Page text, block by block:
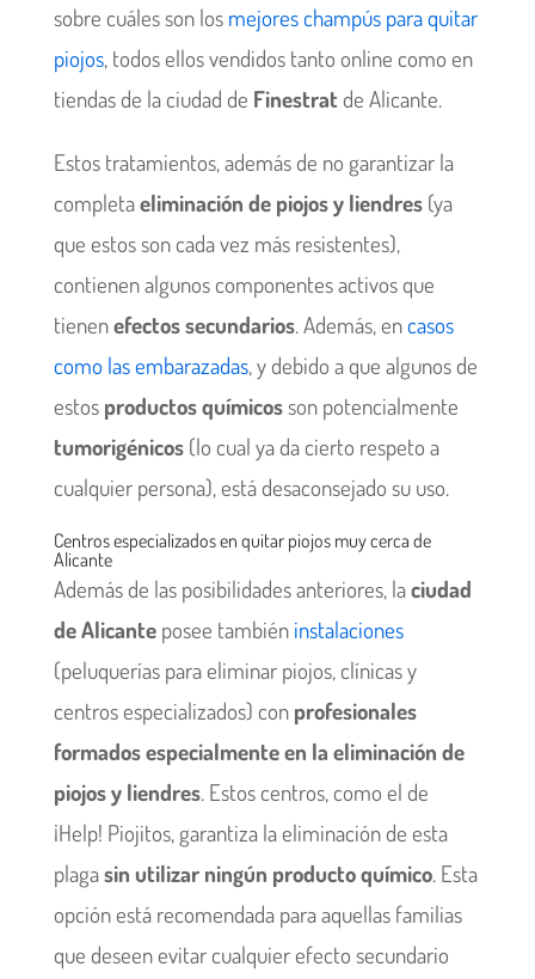
sobre cuáles son los mejores champús para quitar
piojos, todos ellos vendidos tanto online como en
tiendas de la ciudad de Finestrat de Alicante.
Estos tratamientos, además de no garantizar la
completaeliminación de piojos y liendres(ya
que estos son cada vez más resistentes),
contienen algunos componentes activos que
tienenefectos secundarios. Además, encasos
como las embarazadas, y debido a que algunos de
estos productos químicosson potencialmente
tumorigénicos (lo cual ya da cierto respeto a
cualquier persona), está desaconsejado su uso.
Centros especializados en quitar piojos muy cerca de
Alicante
Además de las posibilidades anteriores, laciudad
de Alicanteposee también instalaciones
(peluquerías para eliminar piojos, clínicas y
centros especializados) con profesionales
formados especialmente en la eliminación de
piojos y liendres. Estos centros, como el de
¡Help! Piojitos, garantiza la eliminación de esta
plagasin utilizar ningún producto químico. Esta
opción está recomendada para aquellas familias
que deseen evitar cualquier efecto secundario